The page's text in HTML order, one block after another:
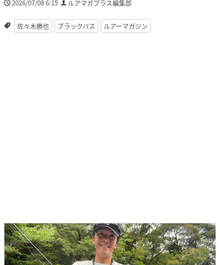
2026/07/08 6:15 ルアマガプラス編集部
佐々木勝也 ブラックバス ルアーマガジン